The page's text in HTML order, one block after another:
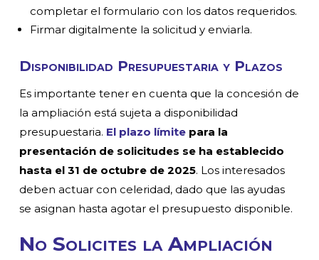
completar el formulario con los datos requeridos.
Firmar digitalmente la solicitud y enviarla.
Disponibilidad Presupuestaria y Plazos
Es importante tener en cuenta que la concesión de
la ampliación está sujeta a disponibilidad
presupuestaria. El plazo límite para la
presentación de solicitudes se ha establecido
hasta el 31 de octubre de 2025. Los interesados
deben actuar con celeridad, dado que las ayudas
se asignan hasta agotar el presupuesto disponible.
No Solicites la Ampliación